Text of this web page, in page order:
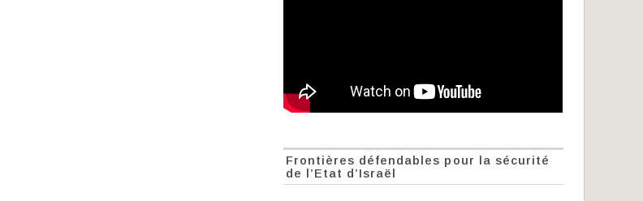
Frontières défendables pour la sécurité
de l’Etat d’Israël